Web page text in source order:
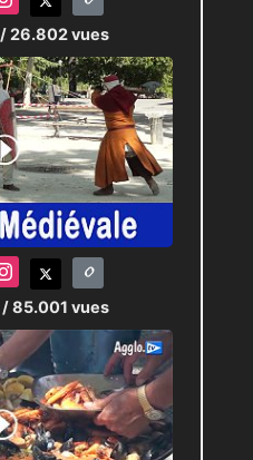
/ 26.802 vues
/ 85.001 vues